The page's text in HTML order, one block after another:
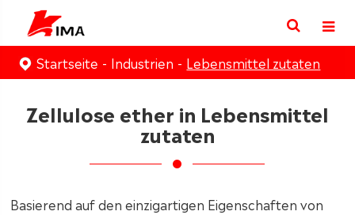
Startseite Industrien Lebensmittel zutaten
Zellulose ether in Lebensmittel
zutaten
Basierend auf den einzigartigen Eigenschaften von